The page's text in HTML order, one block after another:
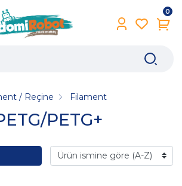
0
PETG+
/ Reçine Filament